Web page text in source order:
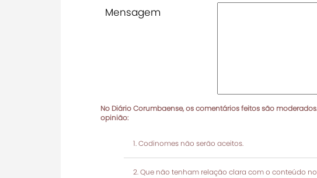
Mensagem
No Diário Corumbaense, os comentários feitos são
opinião:
Codinomes não serão aceitos.
Que não tenham relação clara com o conteúdo